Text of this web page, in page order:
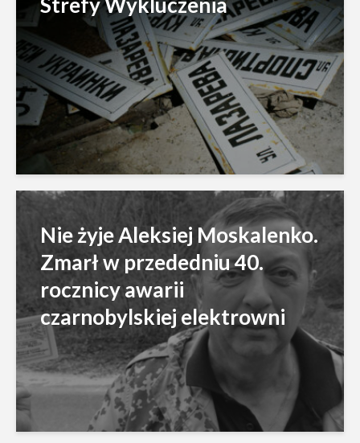
Nie żyje Aleksiej Moskalenko.
Zmarł w przededniu 40.
rocznicy awarii
czarnobylskiej elektrowni